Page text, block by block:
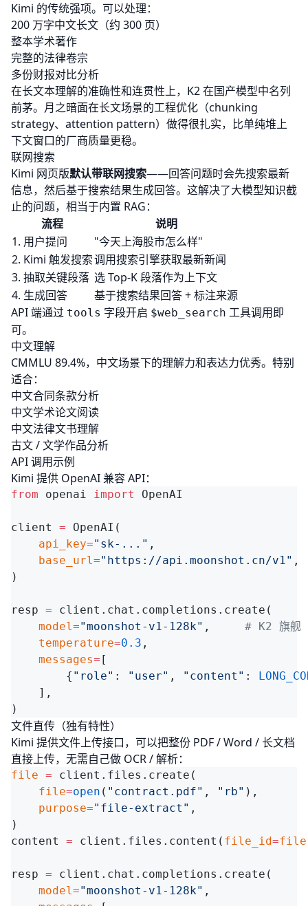
Kimi 的传统强项。可以处理：
200 万字中文长文（约 300 页）
整本学术著作
完整的法律卷宗
多份财报对比分析
在长文本理解的准确性和连贯性上，K2 在国产模型中名列
前茅。月之暗面在长文场景的工程优化（chunking
strategy、attention pattern）做得很扎实，比单纯堆上
下文窗口的厂商质量更稳。
联网搜索
Kimi 网页版默认带联网搜索——回答问题时会先搜索最新
信息，然后基于搜索结果生成回答。这解决了大模型知识截
止的问题，相当于内置 RAG：
流程
说明
1. 用户提问
"今天上海股市怎么样"
2. Kimi 触发搜索调用搜索引擎获取最新新闻
3. 抽取关键段落 选 Top-K 段落作为上下文
4. 生成回答
基于搜索结果回答 + 标注来源
API 端通过 tools 字段开启 $web_search 工具调用即
可。
中文理解
CMMLU 89.4%，中文场景下的理解力和表达力优秀。特别
适合：
中文合同条款分析
中文学术论文阅读
中文法律文书理解
古文 / 文学作品分析
API 调用示例
Kimi 提供 OpenAI 兼容 API：
from openai import
client =
    api_key
="sk-..."
    base_url
="https://api.moonshot.cn/v1"
resp =
    model
="moonshot-v1-128k" ,
    temperature
=0.3
    messages
=
        {
"role" : "user" , "content" :
文件直传（独有特性）
Kimi 提供文件上传接口，可以把整份 PDF / Word / 长文档
直接上传，无需自己做 OCR / 解析：
file =
    file
=open ( "contract.pdf" , "rb"
    purpose
="file-extract"
content = client.files.content( file_id=file
resp =
    model
="moonshot-v1-128k"